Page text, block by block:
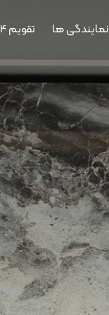
نمایندگی ها تقویم 1404